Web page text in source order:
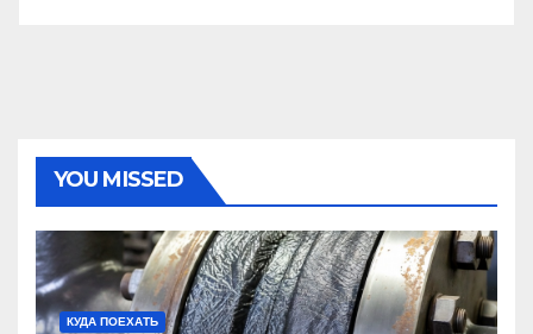
YOU MISSED
КУДА ПОЕХАТЬ